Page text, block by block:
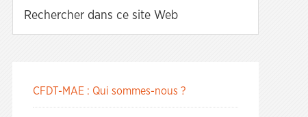
CFDT-MAE : Qui sommes-nous ?